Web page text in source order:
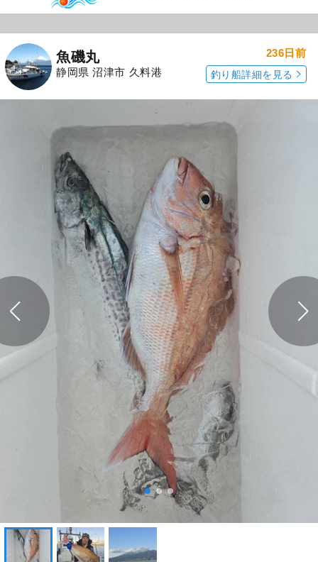
魚磯丸
静岡県 沼津市 久料港
236日前
釣り船詳細を見る